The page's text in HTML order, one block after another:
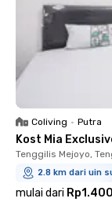
Coliving • Putra
Kost Mia
Tenggilis Mejoyo,
2.8 km dari uin
mulai dari